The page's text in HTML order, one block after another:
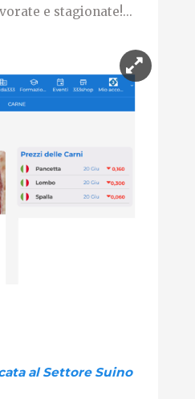
e stagionate!...
al Settore Suino